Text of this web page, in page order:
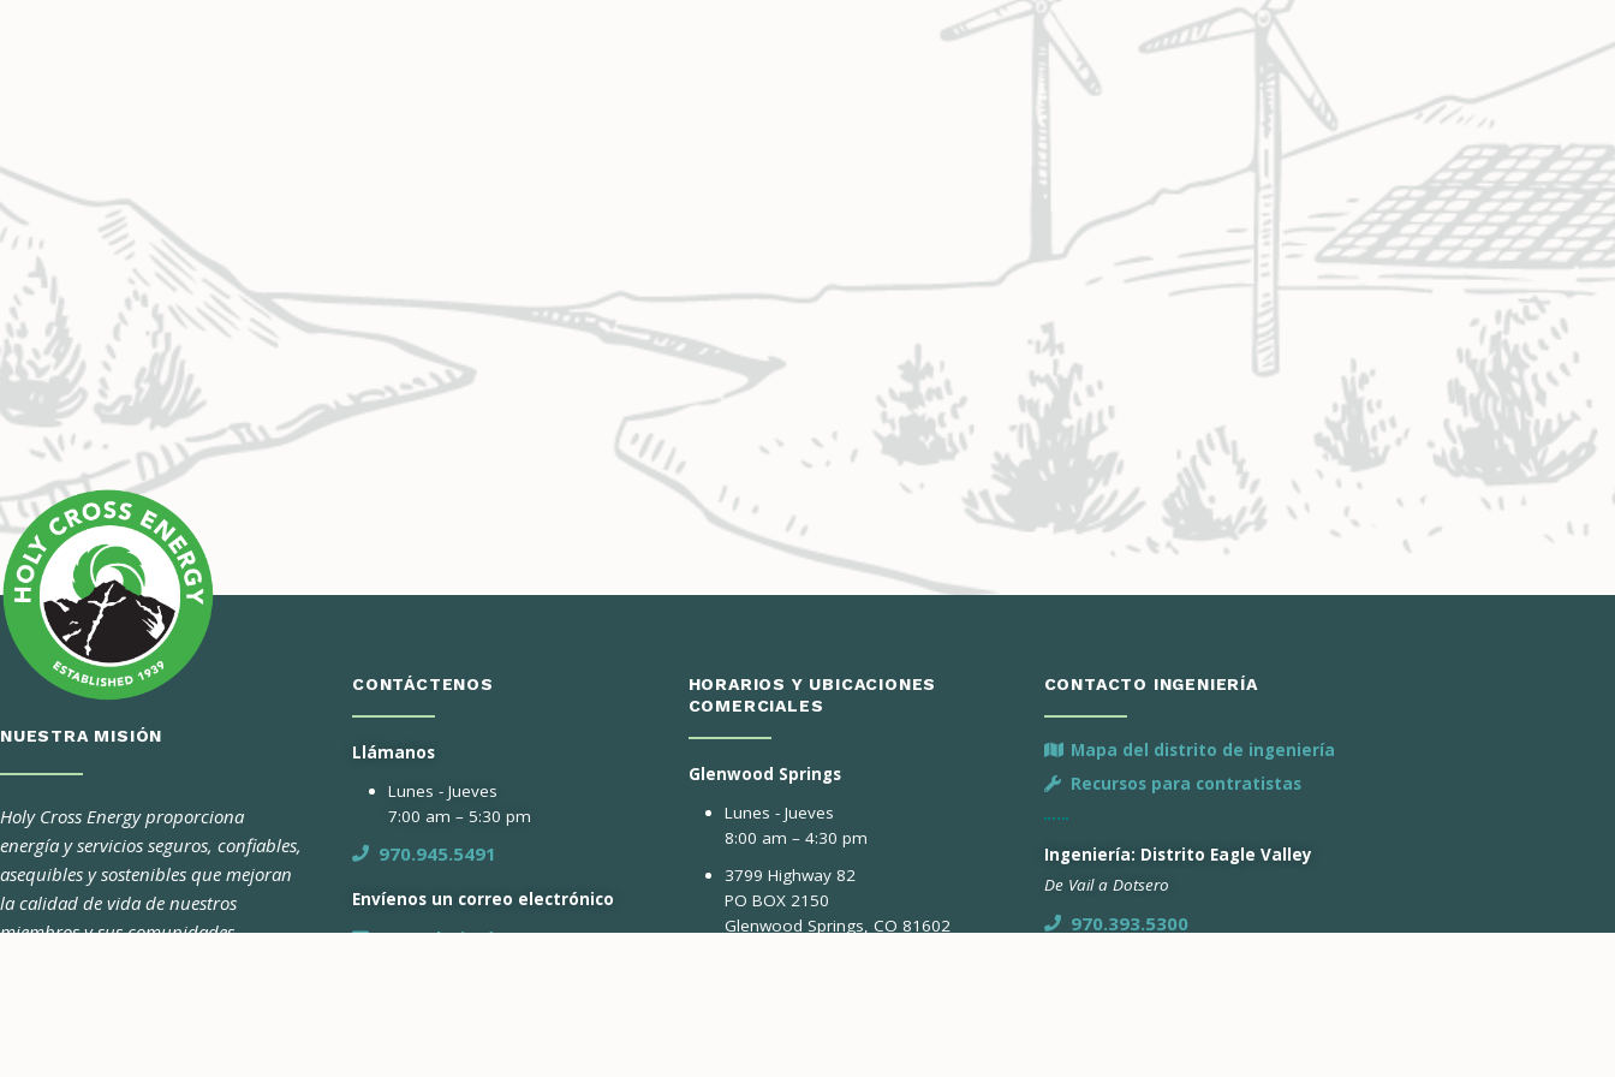
NUESTRA MISIÓN
Holy Cross Energy proporciona
energía y servicios seguros, confiables,
asequibles y sostenibles que mejoran
la calidad de vida de nuestros
miembros y sus comunidades.
CONTÁCTENOS
Llámanos
Lunes - Jueves
7:00 am – 5:30 pm
970.945.5491
Envíenos un correo electrónico
Formulario de contacto
HORARIOS Y UBICACIONES
COMERCIALES
Glenwood Springs
Lunes - Jueves
8:00 am – 4:30 pm
3799 Highway 82
PO BOX 2150
Glenwood Springs, CO 81602
CONTACTO INGENIERÍA
Mapa del distrito de ingeniería
Recursos para contratistas
Ingeniería: Distrito Eagle Valley
De Vail a Dotsero
970.393.5300